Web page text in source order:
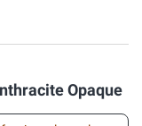
Opaque